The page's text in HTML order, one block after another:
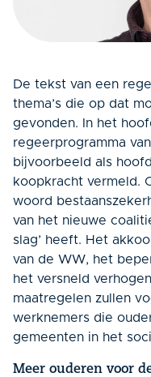
De tekst van een
thema’s die op dat
gevonden. In het
regeerprogramma
bijvoorbeeld als
koopkracht vermeld.
woord
van het nieuwe
slag’ heeft. Het
van de WW, het
het versneld
maatregelen zullen
werknemers die
gemeenten in het
Meer ouderen voor